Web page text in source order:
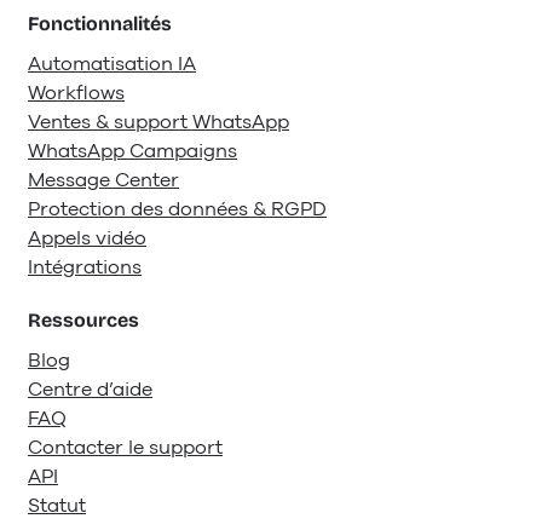
Fonctionnalités
Automatisation IA
Workflows
Ventes & support WhatsApp
WhatsApp Campaigns
Message Center
Protection des données & RGPD
Appels vidéo
Intégrations
Ressources
Blog
Centre d’aide
FAQ
Contacter le support
API
Statut